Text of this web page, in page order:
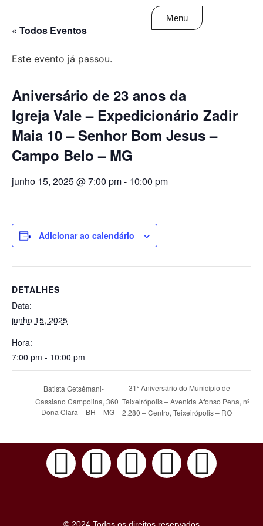
Menu
« Todos Eventos
Este evento já passou.
Aniversário de 23 anos da
Igreja Vale – Expedicionário Zadir
Maia 10 – Senhor Bom Jesus –
Campo Belo – MG
junho 15, 2025 @ 7:00 pm- 10:00 pm
Adicionar ao calendário
DETALHES
Data:
junho 15, 2025
Hora:
7:00 pm - 10:00 pm
Batista Getsêmani-
Cassiano Campolina, 360
– Dona Clara – BH – MG
31º Aniversário do Município de
Teixeirópolis – Avenida Afonso Pena, nº
2.280 – Centro, Teixeirópolis – RO
© 2024 Todos os direitos reservados